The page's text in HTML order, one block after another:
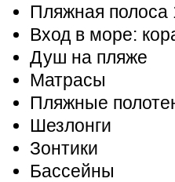
Пляжная полоса
Вход в море:
Душ на пляже
Матрасы
Пляжные
Шезлонги
Зонтики
Бассейны